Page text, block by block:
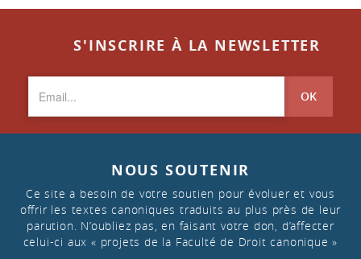
S'INSCRIRE À LA NEWSLETTER
OK
NOUS SOUTENIR
Ce site a besoin de votre soutien pour évoluer et vous
offrir les textes canoniques traduits au plus près de leur
parution. N’oubliez pas, en faisant votre don, d’affecter
celui-ci aux « projets de la Faculté de Droit canonique »